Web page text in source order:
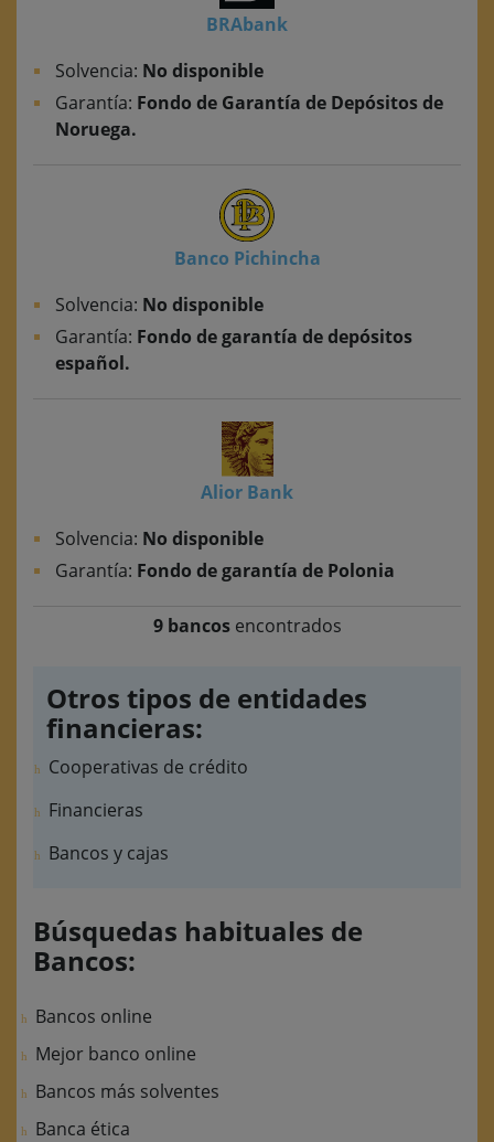
BRAbank
Solvencia: No disponible
Garantía: Fondo de Garantía de Depósitos de
Noruega.
Banco Pichincha
Solvencia: No disponible
Garantía: Fondo de garantía de depósitos
español.
Alior Bank
Solvencia: No disponible
Garantía: Fondo de garantía de Polonia
9 bancosencontrados
Otros tipos de entidades
financieras:
Cooperativas de crédito
Financieras
Bancos y cajas
Búsquedas habituales de
Bancos:
Bancos online
Mejor banco online
Bancos más solventes
Banca ética